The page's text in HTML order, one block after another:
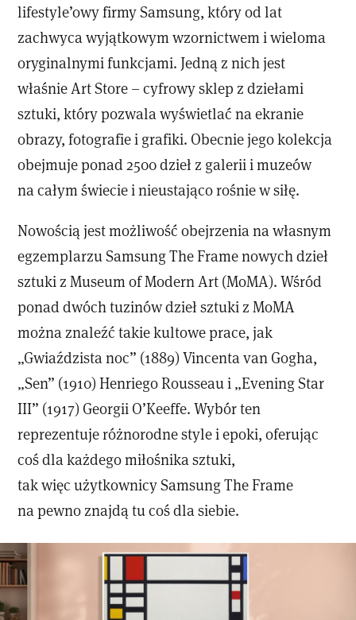
lifestyle’owy firmy Samsung, który od lat
zachwyca wyjątkowym wzornictwem i wieloma
oryginalnymi funkcjami. Jedną z nich jest
właśnie Art Store – cyfrowy sklep z dziełami
sztuki, który pozwala wyświetlać na ekranie
obrazy, fotografie i grafiki. Obecnie jego kolekcja
obejmuje ponad 2500 dzieł z galerii i muzeów
na całym świecie i nieustająco rośnie w siłę.
Nowością jest możliwość obejrzenia na własnym
egzemplarzu Samsung The Frame nowych dzieł
sztuki z Museum of Modern Art (MoMA). Wśród
ponad dwóch tuzinów dzieł sztuki z MoMA
można znaleźć takie kultowe prace, jak
„Gwiaździsta noc” (1889) Vincenta van Gogha,
„Sen” (1910) Henriego Rousseau i „Evening Star
III” (1917) Georgii O’Keeffe. Wybór ten
reprezentuje różnorodne style i epoki, oferując
coś dla każdego miłośnika sztuki,
tak więc użytkownicy Samsung The Frame
na pewno znajdą tu coś dla siebie.